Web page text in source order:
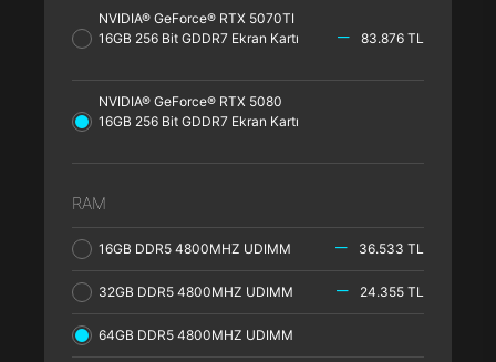
NVIDIA® GeForce® RTX 5070TI
16GB 256 Bit GDDR7 Ekran Kartı
83.876 TL
NVIDIA® GeForce® RTX 5080
16GB 256 Bit GDDR7 Ekran Kartı
RAM
16GB DDR5 4800MHZ UDIMM 36.533 TL
32GB DDR5 4800MHZ UDIMM 24.355 TL
64GB DDR5 4800MHZ UDIMM